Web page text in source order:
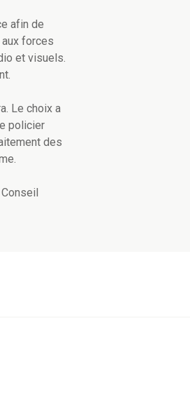
afin de
forces
et visuels.
Le choix a
policier
des